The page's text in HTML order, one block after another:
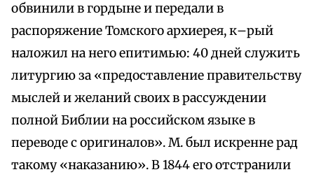
обвинили в гордыне и передали в
распоряжение Томского архиерея, к–рый
наложил на него епитимью: 40 дней служить
литургию за «предоставление правительству
мыслей и желаний своих в рассуждении
полной Библии на российском языке в
переводе с оригиналов». М. был искренне рад
такому «наказанию». В 1844 его отстранили